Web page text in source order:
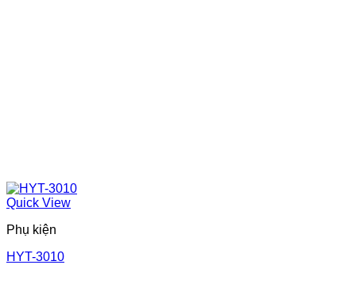
Quick View
Phụ kiện
HYT-3010